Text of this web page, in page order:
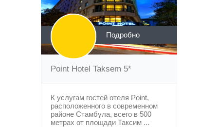
Подробно
Point Hotel Taksem 5*
К услугам гостей отеля Point,
расположенного в современном
районе Стамбула, всего в 500
метрах от площади Таксим ...